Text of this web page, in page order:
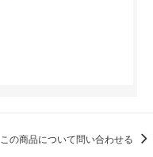
この商品について問い合わせる